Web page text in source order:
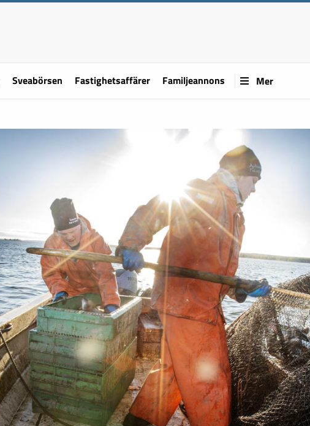
Sveabörsen Fastighetsaffärer Familjeannons Mer